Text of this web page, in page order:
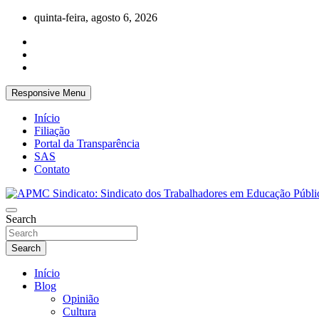
Skip
content
quinta-feira, agosto 6, 2026
Responsive Menu
Início
Filiação
Portal da Transparência
SAS
Contato
APMC Sindicato: Sindicato dos
APMC Sindicato dos Trabalhadores em educação pública do
Search
Search
Início
Blog
Opinião
Cultura